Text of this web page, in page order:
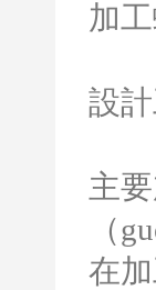
加
設
主
（
在